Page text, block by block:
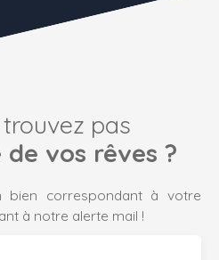
pas
vos rêves ?
bien correspondant à votre
à notre alerte mail !